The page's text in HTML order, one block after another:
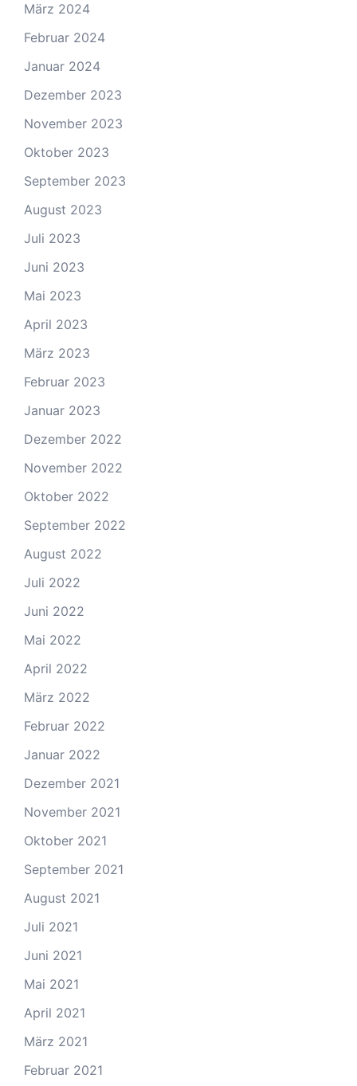
März 2024
Februar 2024
Januar 2024
Dezember 2023
November 2023
Oktober 2023
September 2023
August 2023
Juli 2023
Juni 2023
Mai 2023
April 2023
März 2023
Februar 2023
Januar 2023
Dezember 2022
November 2022
Oktober 2022
September 2022
August 2022
Juli 2022
Juni 2022
Mai 2022
April 2022
März 2022
Februar 2022
Januar 2022
Dezember 2021
November 2021
Oktober 2021
September 2021
August 2021
Juli 2021
Juni 2021
Mai 2021
April 2021
März 2021
Februar 2021